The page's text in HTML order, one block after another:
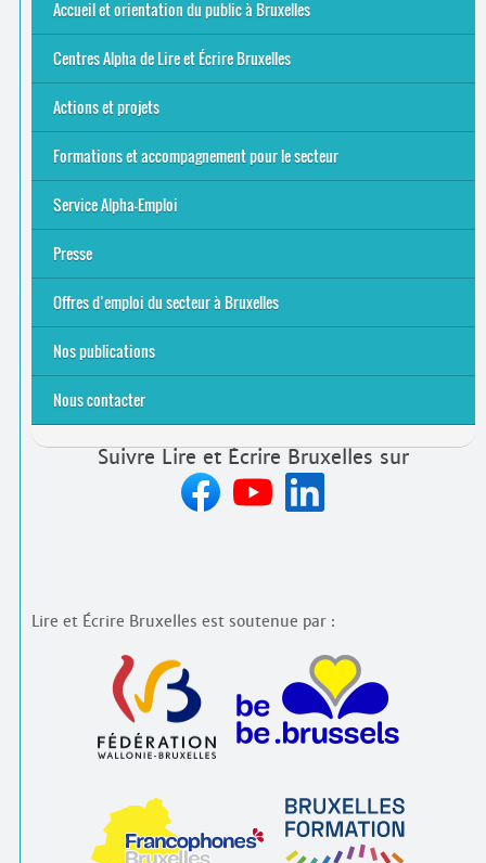
Offres d’emploi du secteur à Bruxelles
La rentrée 2026-27
Pour être belge à la plage…
A vos agendas ! Alpha bruxellois, mobilise-toi !
Inauguration du Centre Alpha Forest de Lire et Écrire
Bruxelles
... Tous les articles
Accueil et orientation du public à Bruxelles
8 Points Accueil
Publics concernés ?
Que proposons-nous ?
Qui sommes-nous ?
Centres Alpha de Lire et Écrire Bruxelles
Actions et projets
Alpha-Jeux
Arts & Alpha
Jeudis du Cinéma
Le projet Alpha-TIC
Notre projet FSE
Tac-TIC Emploi
Formations et accompagnement pour le secteur
S’initier
Se former
Se rencontrer
Être accompagné·e
Service Alpha-Emploi
Équipe et contacts
Accompagnement individuel
Accompagnement collectif
Folder Service Alpha-Emploi
Presse
2021
2024
2025
Offres d’emploi du secteur à Bruxelles
Emplois rémunérés
Bénévolat
Candidature spontanée à Lire et Écrire Bruxelles
Nos publications
Nous contacter
Suivre Lire et Écrire Bruxelles sur
Lire et Écrire Bruxelles est soutenue par :